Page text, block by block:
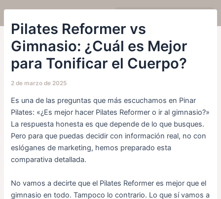
contenido
Pilates Reformer vs
Gimnasio: ¿Cuál es Mejor
para Tonificar el Cuerpo?
2 de marzo de 2025
Es una de las preguntas que más escuchamos en Pinar
Pilates: «¿Es mejor hacer Pilates Reformer o ir al gimnasio?»
La respuesta honesta es que depende de lo que busques.
Pero para que puedas decidir con información real, no con
eslóganes de marketing, hemos preparado esta
comparativa detallada.
No vamos a decirte que el Pilates Reformer es mejor que el
gimnasio en todo. Tampoco lo contrario. Lo que sí vamos a
entradas